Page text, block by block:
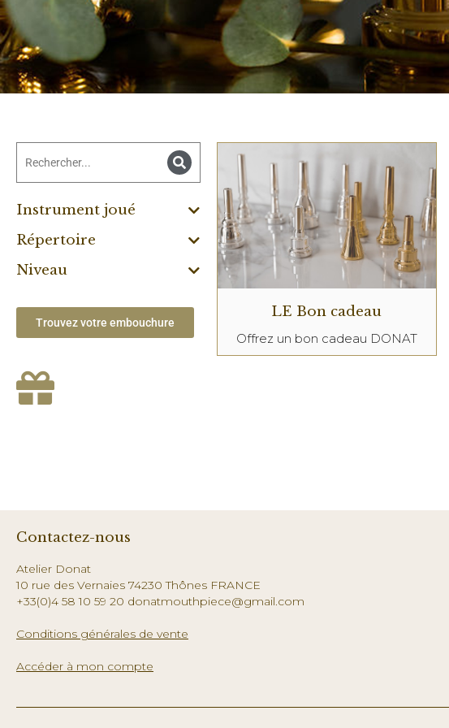
Instrument joué
Répertoire
Niveau
Trouvez votre embouchure
LE Bon cadeau
Offrez un bon cadeau DONAT
Contactez-nous
Atelier Donat
10 rue des Vernaies 74230 Thônes FRANCE
+33(0)4 58 10 59 20 donatmouthpiece@gmail.com
Conditions générales de vente
Accéder à mon compte